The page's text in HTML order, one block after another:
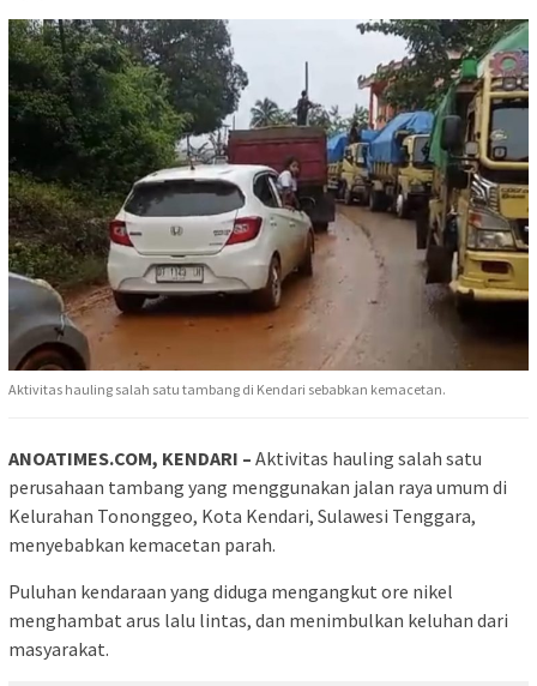
Aktivitas hauling salah satu tambang di Kendari sebabkan kemacetan.
ANOATIMES.COM, KENDARI – Aktivitas hauling salah satu
perusahaan tambang yang menggunakan jalan raya umum di
Kelurahan Tononggeo, Kota Kendari, Sulawesi Tenggara,
menyebabkan kemacetan parah.
Puluhan kendaraan yang diduga mengangkut ore nikel
menghambat arus lalu lintas, dan menimbulkan keluhan dari
masyarakat.